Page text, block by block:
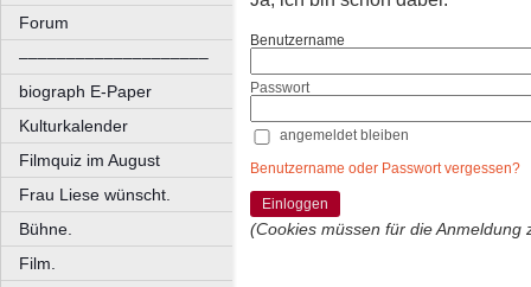
Forum
––––––––––––––––––––
biograph E-Paper
Kulturkalender
Filmquiz im August
Frau Liese wünscht.
Bühne.
Film.
Benutzername
Passwort
angemeldet bleiben
Benutzername oder Passwort vergessen?
Einloggen
(Cookies müssen für die Anmeldung